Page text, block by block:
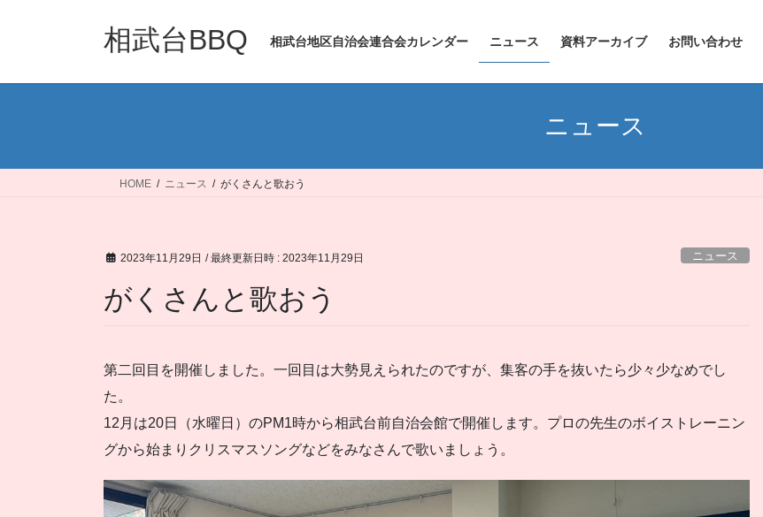
相武台BBQ 相武台地区自治会連合会カレンダー ニュース 資料アーカイブ お問い合わせ
ニュース
HOME ニュース がくさんと歌おう
2023年11月29日 / 最終更新日時 : 2023年11月29日 ニュース
がくさんと歌おう
第二回目を開催しました。一回目は大勢見えられたのですが、集客の手を抜いたら少々少なめでし
た。
12月は20日（水曜日）のPM1時から相武台前自治会館で開催します。プロの先生のボイストレーニン
グから始まりクリスマスソングなどをみなさんで歌いましょう。